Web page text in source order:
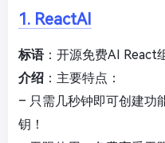
1. ReactAI
标语：开源免费AI React
介绍 ：主要特点：
– 只需几秒钟即可创建功
钥！